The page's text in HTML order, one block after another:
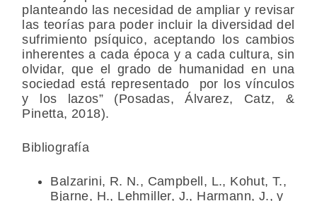
planteando las necesidad de ampliar y revisar
las teorías para poder incluir la diversidad del
sufrimiento psíquico, aceptando los cambios
inherentes a cada época y a cada cultura, sin
olvidar, que el grado de humanidad en una
sociedad está representado
por los vínculos
y los lazos” (Posadas, Álvarez, Catz, &
Pinetta, 2018).
Bibliografía
Balzarini, R. N., Campbell, L., Kohut, T.,
Bjarne, H., Lehmiller, J., Harmann, J., y